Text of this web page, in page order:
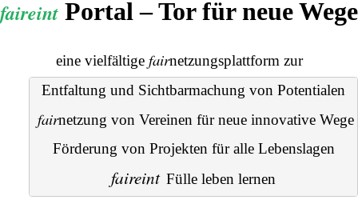
faireint Portal – Tor für neue Wege
eine vielfältige fairnetzungsplattform zur
Entfaltung und Sichtbarmachung von Potentialen
fairnetzung von Vereinen für neue innovative Wege
Förderung von Projekten für alle Lebenslagen
faireint Fülle leben lernen